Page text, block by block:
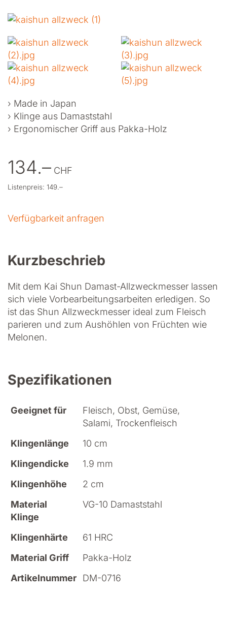
› Made in Japan
› Klinge aus Damaststahl
› Ergonomischer Griff aus Pakka-Holz
134.– CHF
Listenpreis: 149.–
Verfügbarkeit anfragen
Kurzbeschrieb
Mit dem Kai Shun Damast-Allzweckmesser lassen
sich viele Vorbearbeitungsarbeiten erledigen. So
ist das Shun Allzweckmesser ideal zum Fleisch
parieren und zum Aushöhlen von Früchten wie
Melonen.
Spezifikationen
Geeignet für
Fleisch, Obst, Gemüse,
Salami, Trockenfleisch
Klingenlänge
10 cm
Klingendicke
1.9 mm
Klingenhöhe
2 cm
Material
Klinge
VG-10 Damaststahl
Klingenhärte
61 HRC
Material Griff
Pakka-Holz
Artikelnummer
DM-0716